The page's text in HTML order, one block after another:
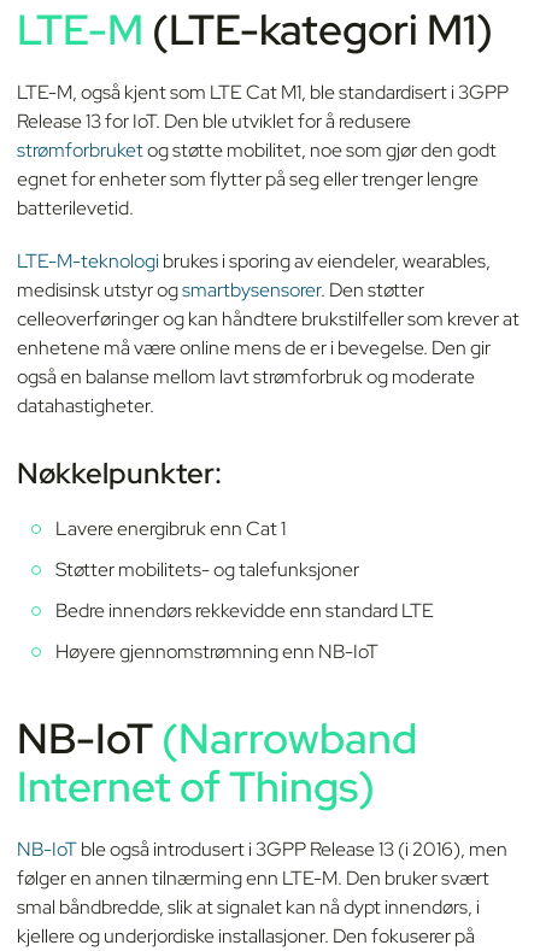
LTE-M (LTE-kategori M1)
LTE-M, også kjent som LTE Cat M1, ble standardisert i 3GPP
Release 13 for IoT. Den ble utviklet for å redusere
strømforbruketog støtte mobilitet, noe som gjør den godt
egnet for enheter som flytter på seg eller trenger lengre
batterilevetid.
LTE-M-teknologibrukes i sporing av eiendeler, wearables,
medisinsk utstyr ogsmartbysensorer. Den støtter
celleoverføringer og kan håndtere brukstilfeller som krever at
enhetene må være online mens de er i bevegelse. Den gir
også en balanse mellom lavt strømforbruk og moderate
datahastigheter.
Nøkkelpunkter:
Lavere energibruk enn Cat 1
Støtter mobilitets- og talefunksjoner
Bedre innendørs rekkevidde enn standard LTE
Høyere gjennomstrømning enn NB-IoT
NB-IoT(Narrowband
Internet of Things)
NB-IoTble også introdusert i 3GPP Release 13 (i 2016), men
følger en annen tilnærming enn LTE-M. Den bruker svært
smal båndbredde, slik at signalet kan nå dypt innendørs, i
kjellere og underjordiske installasjoner. Den fokuserer på